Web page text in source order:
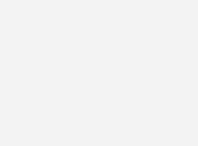
Wasserstoff-Hub im Industrie- und
1-MW-Elektrolyseur soll jährlich rund 80
Ziel ist es, energieintensive
zu versorgen, darunter die Badischen
Paper Group. Beide haben bereits
von Wasserstoff unterzeichnet.
von Industrie, Mobilität und
ITG ist ebenfalls beteiligt